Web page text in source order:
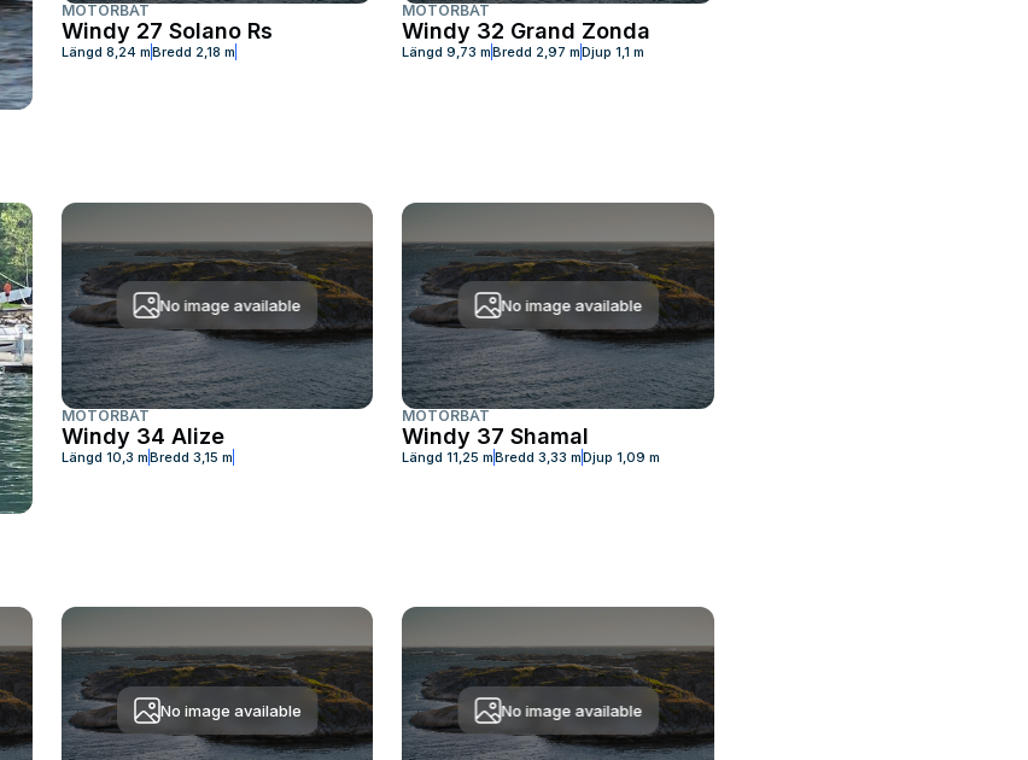
MOTORBÅT
Windy 27 Solano Rs
Längd 8,24 mBredd 2,18 m
MOTORBÅT
Windy 32 Grand Zonda
Längd9,73 mBredd 2,97 mDjup1,1 m
No image available
MOTORBÅT
Windy 34 Alize
Längd 10,3 mBredd 3,15 m
No image available
MOTORBÅT
Windy 37 Shamal
Längd11,25 mBredd3,33 mDjup1,09 m
No image available No image available